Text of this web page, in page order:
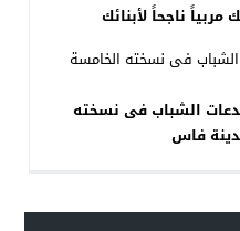
ناجحاً لأبنائك
الشباب فى نسخته
فاس